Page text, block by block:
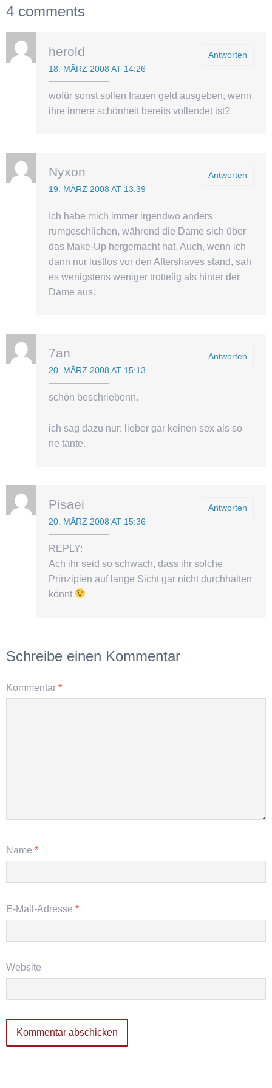
4 comments
Antworten
herold
18. MÄRZ 2008 AT 14:26
wofür sonst sollen frauen geld ausgeben, wenn
ihre innere schönheit bereits vollendet ist?
Antworten
Nyxon
19. MÄRZ 2008 AT 13:39
Ich habe mich immer irgendwo anders
rumgeschlichen, während die Dame sich über
das Make-Up hergemacht hat. Auch, wenn ich
dann nur lustlos vor den Aftershaves stand, sah
es wenigstens weniger trottelig als hinter der
Dame aus.
Antworten
7an
20. MÄRZ 2008 AT 15:13
schön beschriebenn.
ich sag dazu nur: lieber gar keinen sex als so
ne tante.
Antworten
Pisaei
20. MÄRZ 2008 AT 15:36
REPLY:
Ach ihr seid so schwach, dass ihr solche
Prinzipien auf lange Sicht gar nicht durchhalten
könnt
Schreibe einen Kommentar
Kommentar *
Name *
E-Mail-Adresse *
Website